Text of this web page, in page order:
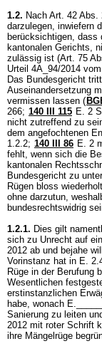
1.2. Nach Art. 42 Abs.
darzulegen, inwiefern
berücksichtigen, dass
kantonalen Gerichts,
zulässig ist (Art. 75
Urteil 4A_94/2014
Das Bundesgericht
Auseinandersetzung
vermissen lassen (
266; 140 III 115 E. 2
nicht zutreffend zu
dem angefochtenen
1.2.2; 140 III 86 E. 2
fehlt, wenn sich die
kantonalen
Bundesgericht zu
Rügen bloss
ohne darzutun,
bundesrechtswidrig
1.2.1. Dies gilt
sich zu Unrecht auf
2012 ab und bejahe
Vorinstanz hat in E.
Rüge in der Berufung
Wesentlichen
erstinstanzlichen
habe, wonach
Sanierung zu leiten
2012 mit roter Schrift
ihre Mängelrüge